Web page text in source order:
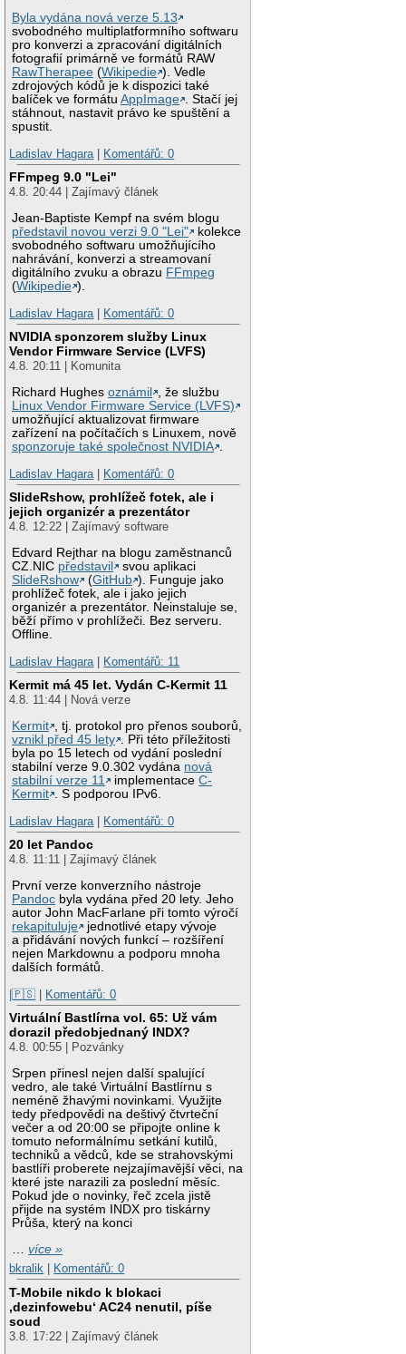
Byla vydána nová verze 5.13
svobodného multiplatformního softwaru
pro konverzi a zpracování digitálních
fotografií primárně ve formátů RAW
RawTherapee (Wikipedie ). Vedle
zdrojových kódů je k dispozici také
balíček ve formátuAppImage . Stačí jej
stáhnout, nastavit právo ke spuštění a
spustit.
Ladislav Hagara
Komentářů: 0
FFmpeg 9.0 "Lei"
4.8. 20:44 | Zajímavý článek
Jean-Baptiste Kempf na svém blogu
představil novou verzi 9.0 "Lei"
kolekce
svobodného softwaru umožňujícího
nahrávání, konverzi a streamovaní
digitálního zvuku a obrazu FFmpeg
(Wikipedie ).
Ladislav Hagara
Komentářů: 0
NVIDIA sponzorem služby Linux
Vendor Firmware Service (LVFS)
4.8. 20:11 | Komunita
Richard Hughesoznámil
, že službu
Linux Vendor Firmware Service (LVFS)
umožňující aktualizovat firmware
zařízení na počítačích s Linuxem, nově
sponzoruje také společnost NVIDIA .
Ladislav Hagara | Komentářů: 0
SlideRshow, prohlížeč fotek, ale i
jejich organizér a prezentátor
4.8. 12:22 | Zajímavý software
Edvard Rejthar na blogu zaměstnanců
CZ.NIC představil
svou aplikaci
SlideRshow
(GitHub ). Funguje jako
prohlížeč fotek, ale i jako jejich
organizér a prezentátor. Neinstaluje se,
běží přímo v prohlížeči. Bez serveru.
Offline.
Ladislav Hagara | Komentářů: 11
Kermit má 45 let. Vydán C-Kermit 11
4.8. 11:44 | Nová verze
Kermit , tj. protokol pro přenos souborů,
vznikl před 45 lety . Při této příležitosti
byla po 15 letech od vydání poslední
stabilní verze 9.0.302 vydána nová
stabilní verze 11
implementaceC-
Kermit . S podporou IPv6.
Ladislav Hagara | Komentářů: 0
20 let Pandoc
4.8. 11:11 | Zajímavý článek
První verze konverzního nástroje
Pandoc byla vydána před 20 lety. Jeho
autor John MacFarlane při tomto výročí
rekapituluje
jednotlivé etapy vývoje
a přidávání nových funkcí – rozšíření
nejen Markdownu a podporu mnoha
dalších formátů.
|🇵🇸 | Komentářů: 0
Virtuální Bastlírna vol. 65: Už vám
dorazil předobjednaný INDX?
4.8. 00:55 | Pozvánky
Srpen přinesl nejen další spalující
vedro, ale také Virtuální Bastlírnu s
neméně žhavými novinkami. Využijte
tedy předpovědi na deštivý čtvrteční
večer a od 20:00 se připojte online k
tomuto neformálnímu setkání kutilů,
techniků a vědců, kde se strahovskými
bastlíři proberete nejzajímavější věci, na
které jste narazili za poslední měsíc.
Pokud jde o novinky, řeč zcela jistě
přijde na systém INDX pro tiskárny
Průša, který na konci
…více »
bkralik
Komentářů: 0
T-Mobile nikdo k blokaci
‚dezinfowebu‘ AC24 nenutil, píše
soud
3.8. 17:22 | Zajímavý článek